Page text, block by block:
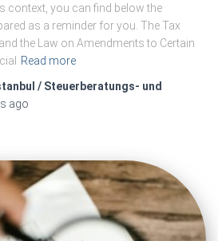
context, you can find below the
as a reminder for you. The Tax
the Law on Amendments to Certain
Read more
/ Steuerberatungs- und
ago